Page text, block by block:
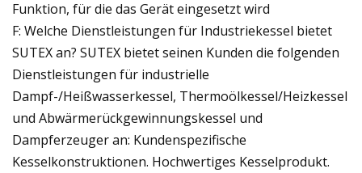
Funktion, für die das Gerät eingesetzt wird
F: Welche Dienstleistungen für Industriekessel bietet
SUTEX an? SUTEX bietet seinen Kunden die folgenden
Dienstleistungen für industrielle
Dampf-/Heißwasserkessel, Thermoölkessel/Heizkessel
und Abwärmerückgewinnungskessel und
Dampferzeuger an: Kundenspezifische
Kesselkonstruktionen. Hochwertiges Kesselprodukt.